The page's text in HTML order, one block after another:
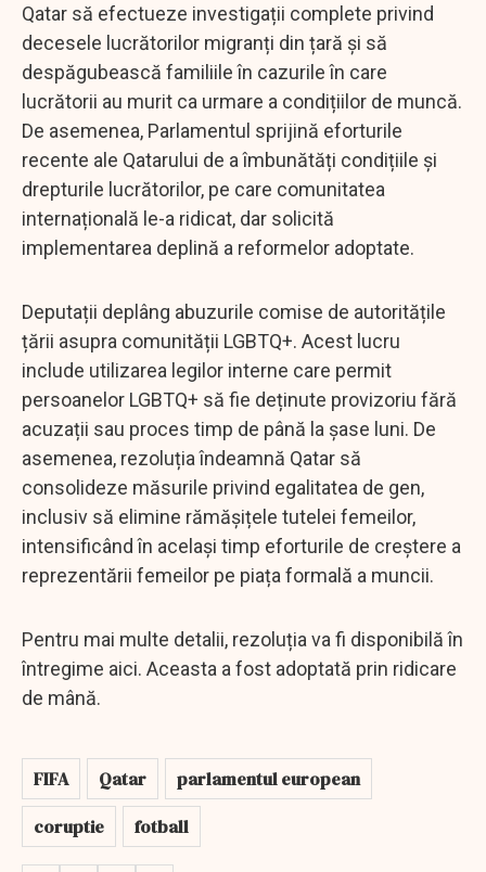
Qatar să efectueze investigații complete privind
decesele lucrătorilor migranți din țară și să
despăgubească familiile în cazurile în care
lucrătorii au murit ca urmare a condițiilor de muncă.
De asemenea, Parlamentul sprijină eforturile
recente ale Qatarului de a îmbunătăți condițiile și
drepturile lucrătorilor, pe care comunitatea
internațională le-a ridicat, dar solicită
implementarea deplină a reformelor adoptate.
Deputații deplâng abuzurile comise de autoritățile
țării asupra comunității LGBTQ+. Acest lucru
include utilizarea legilor interne care permit
persoanelor LGBTQ+ să fie deținute provizoriu fără
acuzații sau proces timp de până la șase luni. De
asemenea, rezoluția îndeamnă Qatar să
consolideze măsurile privind egalitatea de gen,
inclusiv să elimine rămășițele tutelei femeilor,
intensificând în același timp eforturile de creștere a
reprezentării femeilor pe piața formală a muncii.
Pentru mai multe detalii, rezoluția va fi disponibilă în
întregime aici. Aceasta a fost adoptată prin ridicare
de mână.
FIFA Qatar
parlamentul european
coruptie
fotball